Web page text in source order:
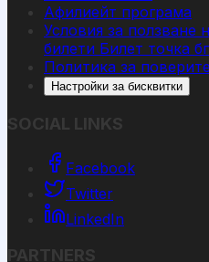
Афилиейт програма
Условия за ползване
билети Билет точка бг
Политика за
Настройки за бисквитки
SOCIAL LINKS
Facebook
Twitter
LinkedIn
PARTNERS